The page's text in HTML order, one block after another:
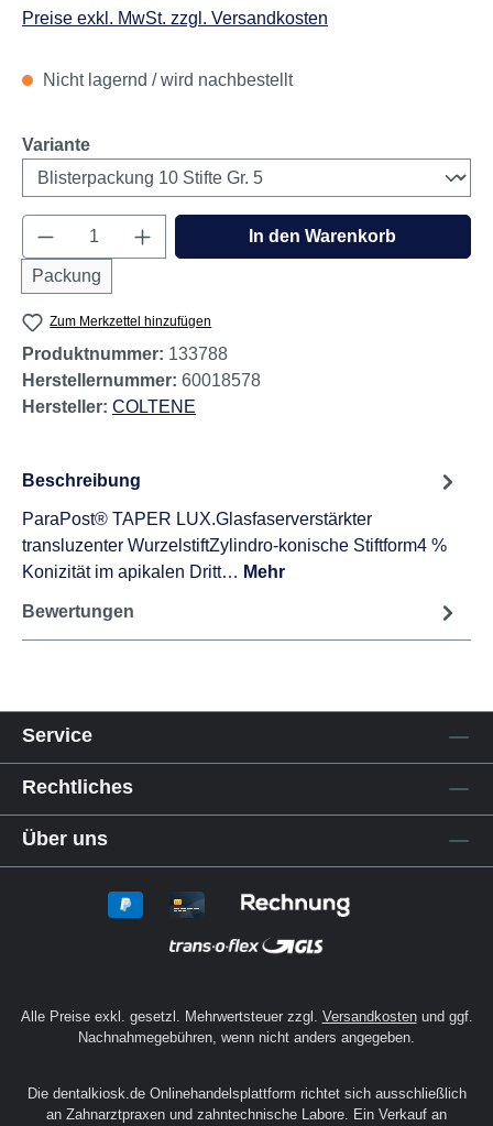
Preise exkl. MwSt. zzgl. Versandkosten
Nicht lagernd / wird nachbestellt
Varianteauswählen
Produkt Anzahl: Gib den gewünschten
Packung
In den Warenkorb
Zum Merkzettel hinzufügen
Produktnummer: 133788
Herstellernummer: 60018578
Hersteller: COLTENE
Beschreibung
ParaPost® TAPER LUX.Glasfaserverstärkter
transluzenter WurzelstiftZylindro-konische Stiftform4 %
Konizität im apikalen Dritt… Mehr
Bewertungen
Service
Rechtliches
Über uns
Alle Preise exkl. gesetzl. Mehrwertsteuer zzgl. Versandkostenund ggf.
Nachnahmegebühren, wenn nicht anders angegeben.
Die dentalkiosk.de Onlinehandelsplattform richtet sich ausschließlich
an Zahnarztpraxen und zahntechnische Labore. Ein Verkauf an